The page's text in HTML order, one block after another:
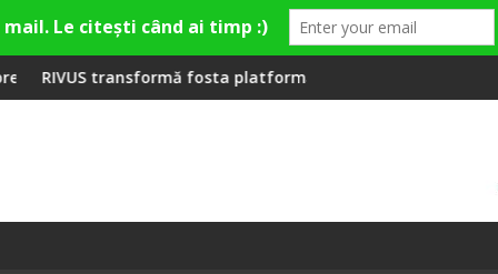
la Fashion Village
fosta platformă Carbochim într-un nou centru cultural și